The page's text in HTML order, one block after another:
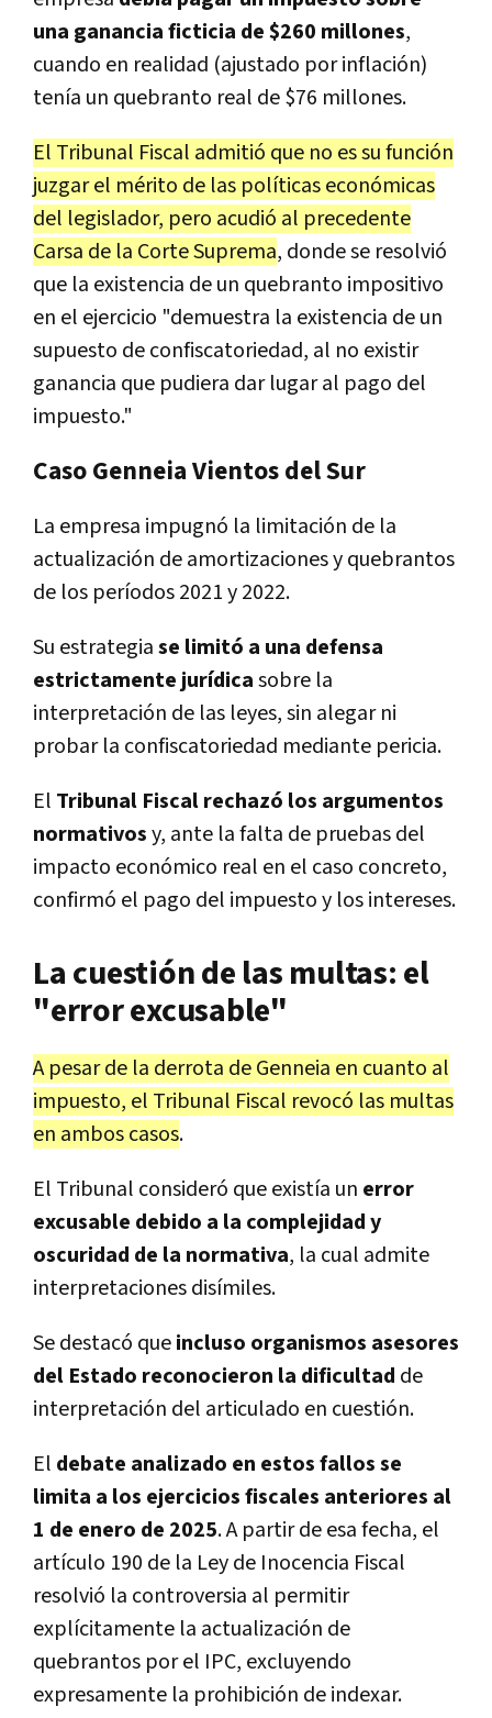
una ganancia ficticia de $260 millones,
cuando en realidad (ajustado por inflación)
tenía un quebranto real de $76 millones.
El Tribunal Fiscal admitió que no es su función
juzgar el mérito de las políticas económicas
del legislador, pero acudió al precedente
Carsa de la Corte Suprema, donde se resolvió
que la existencia de un quebranto impositivo
en el ejercicio "demuestra la existencia de un
supuesto de confiscatoriedad, al no existir
ganancia que pudiera dar lugar al pago del
impuesto."
Caso Genneia Vientos del Sur
La empresa impugnó la limitación de la
actualización de amortizaciones y quebrantos
de los períodos 2021 y 2022.
Su estrategiase limitó a una defensa
estrictamente jurídicasobre la
interpretación de las leyes, sin alegar ni
probar la confiscatoriedad mediante pericia.
El Tribunal Fiscal rechazó los argumentos
normativosy, ante la falta de pruebas del
impacto económico real en el caso concreto,
confirmó el pago del impuesto y los intereses.
La cuestión de las multas: el
"error excusable"
A pesar de la derrota de Genneia en cuanto al
impuesto, el Tribunal Fiscal revocó las multas
en ambos casos.
El Tribunal consideró que existía un error
excusable debido a la complejidad y
oscuridad de la normativa, la cual admite
interpretaciones disímiles.
Se destacó queincluso organismos asesores
del Estado reconocieron la dificultad de
interpretación del articulado en cuestión.
El debate analizado en estos fallos se
limita a los ejercicios fiscales anteriores al
1 de enero de 2025. A partir de esa fecha, el
artículo 190 de la Ley de Inocencia Fiscal
resolvió la controversia al permitir
explícitamente la actualización de
quebrantos por el IPC, excluyendo
expresamente la prohibición de indexar.